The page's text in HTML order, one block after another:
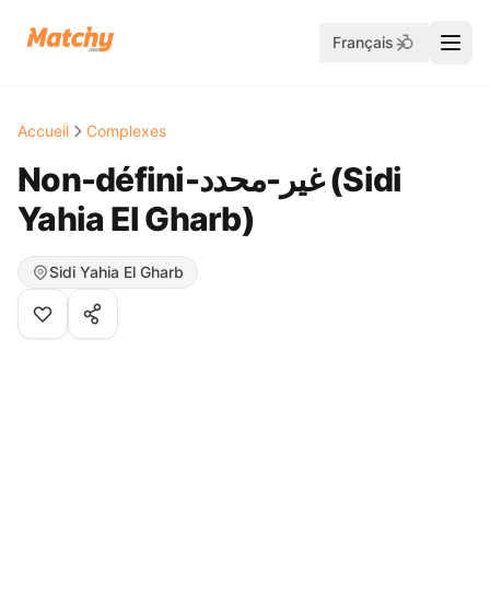
Français
Accueil Complexes
Non-défini-غير-محدد ( Sidi
Yahia El Gharb)
Sidi Yahia El Gharb